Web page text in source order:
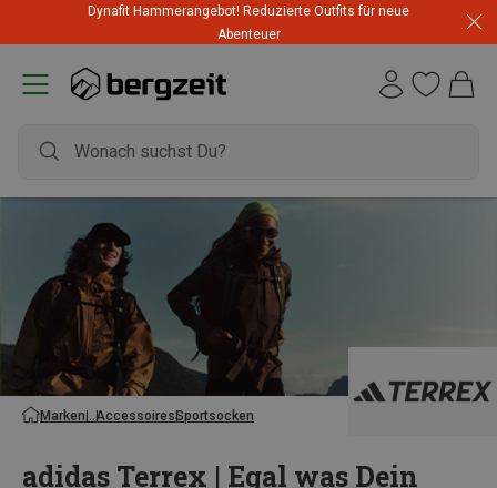
Dynafit Hammerangebot! Reduzierte Outfits für neue
Abenteuer
Marken AccessoiresSportsocken
adidas Terrex | Egal was Dein